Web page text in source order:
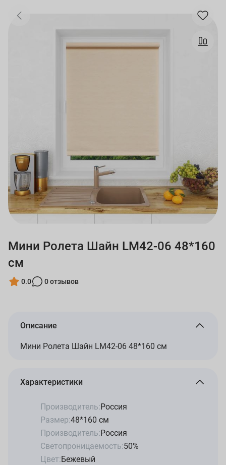
Мини Ролета Шайн LM42-06 48*160
см
0.0 0 отзывов
Описание
Мини Ролета Шайн LM42-06 48*160 см
Характеристики
Производитель:Россия
Размер:48*160 см
Производитель:Россия
Светопроницаемость:50%
Цвет:Бежевый